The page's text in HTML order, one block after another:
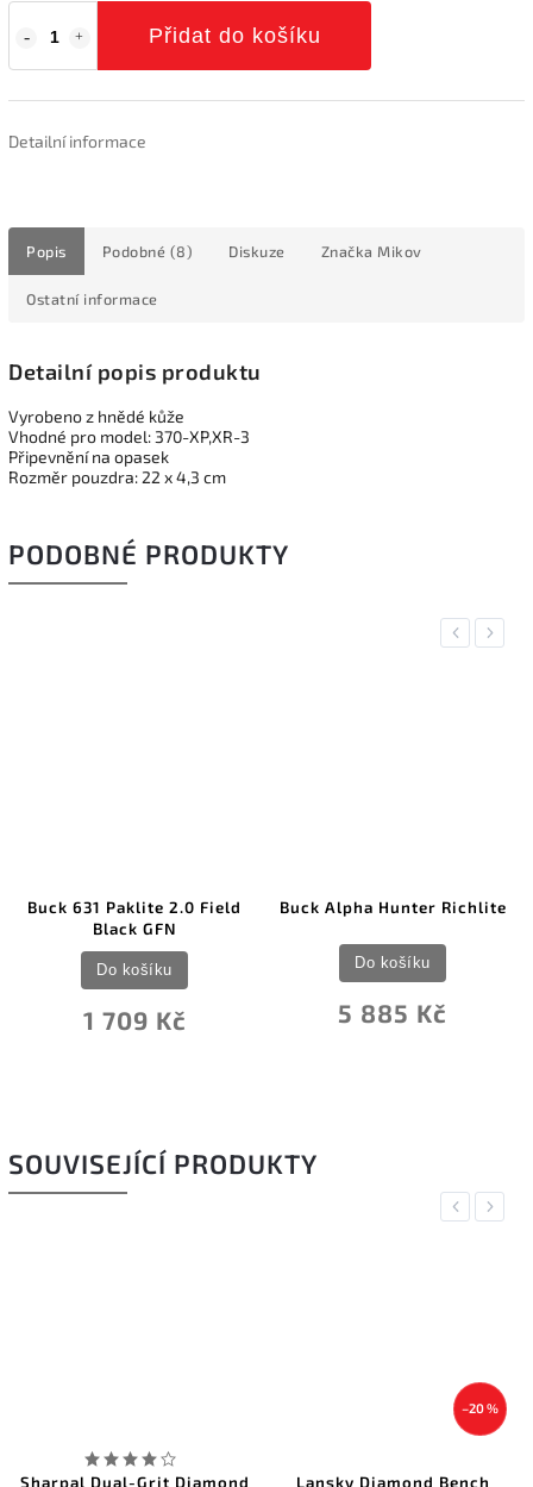
Přidat do košíku
Detailní informace
Popis Podobné (8) Diskuze Značka Mikov
Ostatní informace
Detailní popis produktu
Vyrobeno z hnědé kůže
Vhodné pro model: 370-XP,XR-3
Připevnění na opasek
Rozměr pouzdra: 22 x 4,3 cm
PODOBNÉ PRODUKTY
Previous
Buck 631 Paklite 2.0 Field
Black GFN
1 709 Kč
Do košíku
Buck Alpha Hunter Richlite
5 885 Kč
Do košíku
Next
SOUVISEJÍCÍ PRODUKTY
Previous
Sharpal Dual-Grit Diamond
–20 %
Lansky Diamond Bench
Next